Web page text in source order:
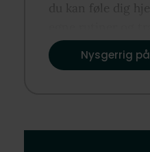
du kan føle dig
Nysgerrig